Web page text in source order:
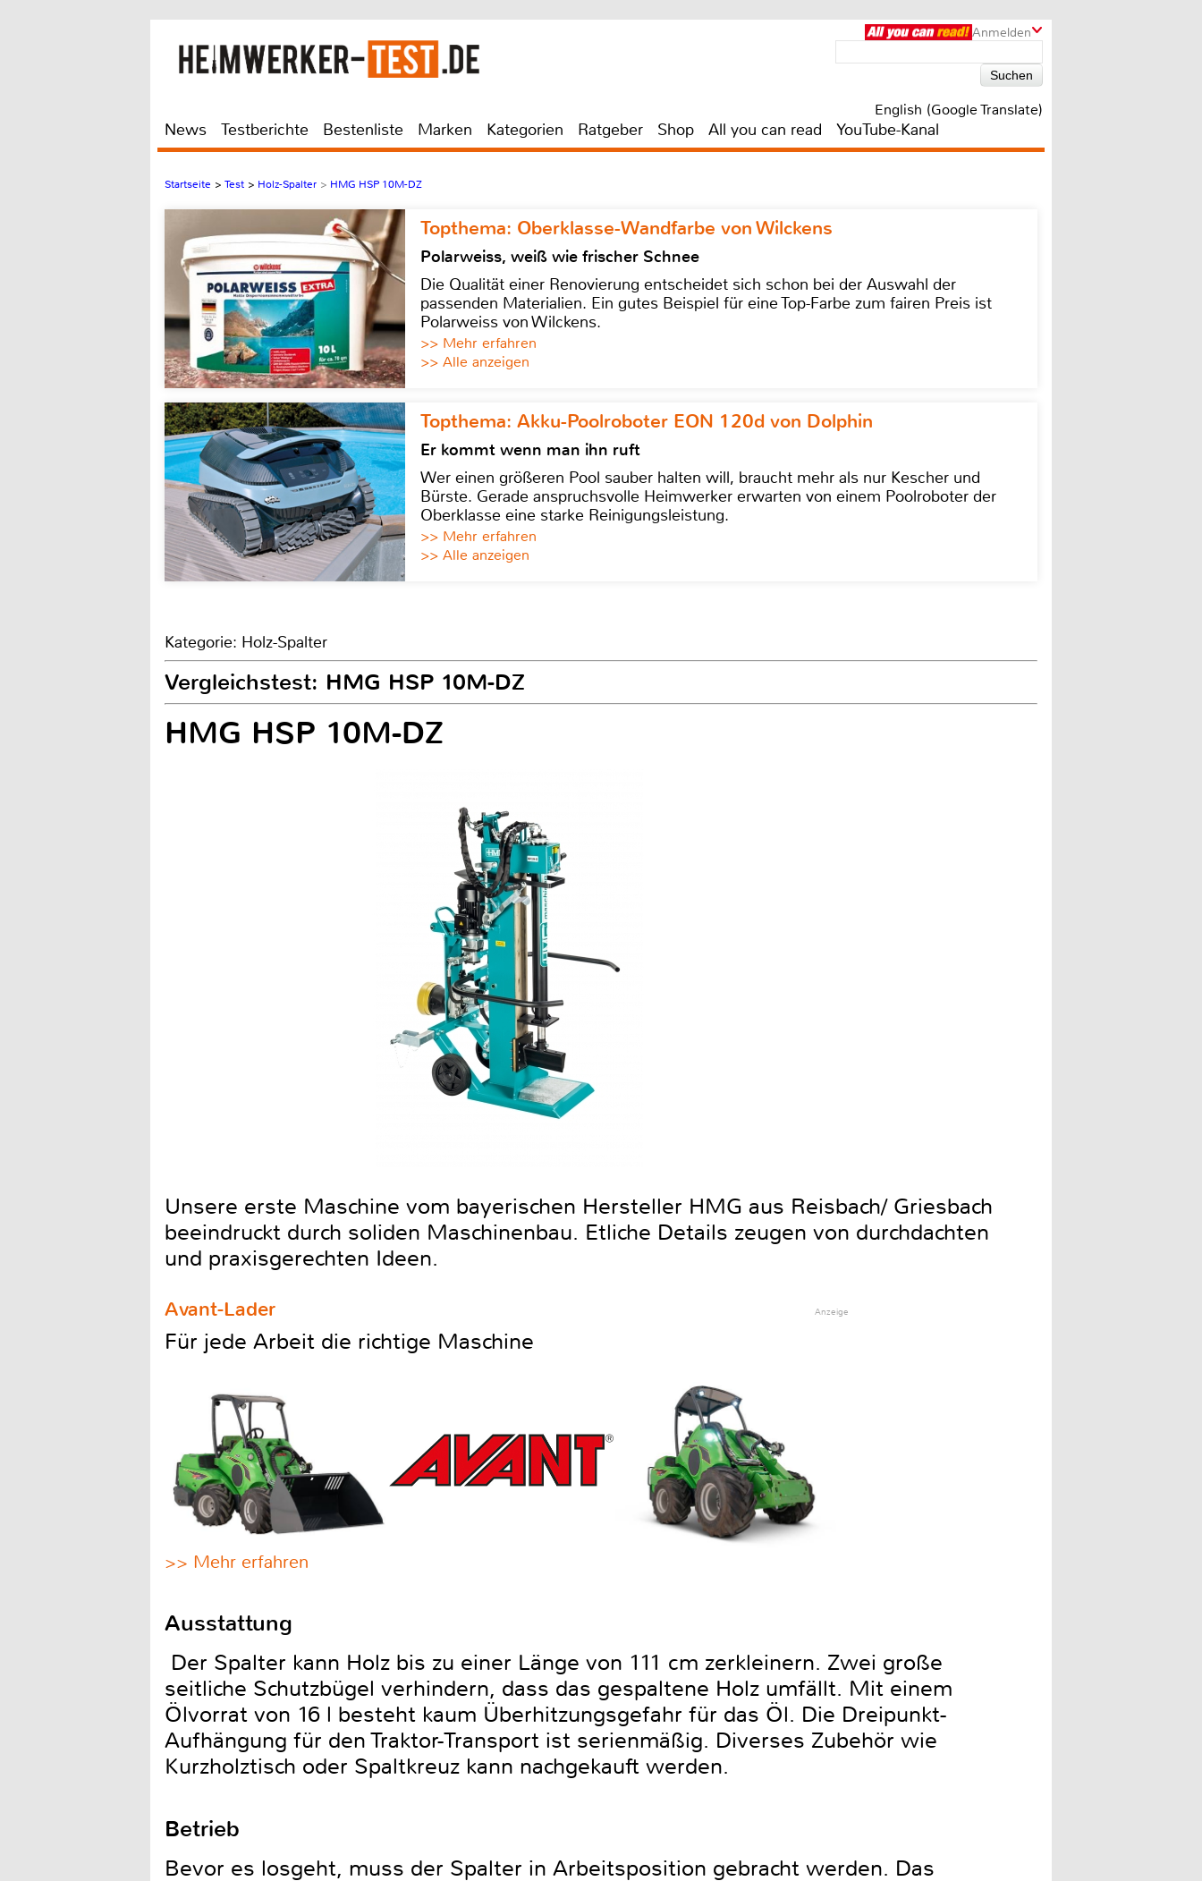
Anmelden
English (Google Translate)
News Testberichte Bestenliste Marken Kategorien Ratgeber Shop All you can read YouTube-Kanal
Startseite > Test > Holz-Spalter > HMG HSP 10M-DZ
Topthema: Oberklasse-Wandfarbe von Wilckens
Polarweiss, weiß wie frischer Schnee
Die Qualität einer Renovierung entscheidet sich schon bei der Auswahl der
passenden Materialien. Ein gutes Beispiel für eine Top-Farbe zum fairen Preis ist
Polarweiss von Wilckens.
>> Mehr erfahren
>> Alle anzeigen
Topthema: Akku-Poolroboter EON 120d von Dolphin
Er kommt wenn man ihn ruft
Wer einen größeren Pool sauber halten will, braucht mehr als nur Kescher und
Bürste. Gerade anspruchsvolle Heimwerker erwarten von einem Poolroboter der
Oberklasse eine starke Reinigungsleistung.
>> Mehr erfahren
>> Alle anzeigen
Kategorie: Holz-Spalter
Vergleichstest: HMG HSP 10M-DZ
HMG HSP 10M-DZ
Unsere erste Maschine vom bayerischen Hersteller HMG aus Reisbach/ Griesbach
beeindruckt durch soliden Maschinenbau. Etliche Details zeugen von durchdachten
und praxisgerechten Ideen.
Anzeige
Avant-Lader
Für jede Arbeit die richtige Maschine
>> Mehr erfahren
Ausstattung
Der Spalter kann Holz bis zu einer Länge von 111 cm zerkleinern. Zwei große
seitliche Schutzbügel verhindern, dass das gespaltene Holz umfällt. Mit einem
Ölvorrat von 16 l besteht kaum Überhitzungsgefahr für das Öl. Die Dreipunkt-
Aufhängung für den Traktor-Transport ist serienmäßig. Diverses Zubehör wie
Kurzholztisch oder Spaltkreuz kann nachgekauft werden.
Betrieb
Bevor es losgeht, muss der Spalter in Arbeitsposition gebracht werden. Das